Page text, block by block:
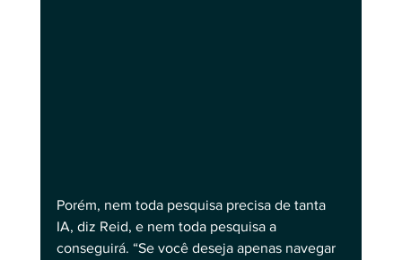
Porém, nem toda pesquisa precisa de tanta
IA, diz Reid, e nem toda pesquisa a
conseguirá. “Se você deseja apenas navegar